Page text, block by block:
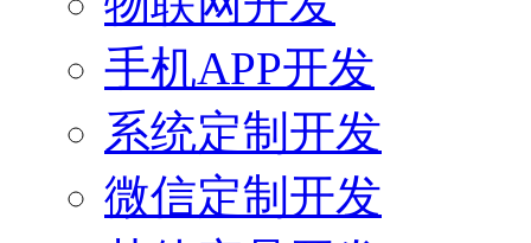
手机APP开发
系统定制开发
微信定制开发